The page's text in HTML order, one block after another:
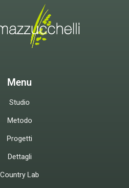
Menu
Studio
Metodo
Progetti
Dettagli
Country Lab